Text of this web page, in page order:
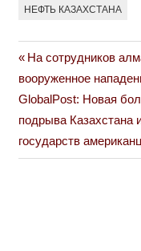
НЕФТЬ КАЗАХСТАНА
Навигация
по
записям
Previous
Post:
На сотрудников
вооруженное
Next
Post:
GlobalPost: Новая
подрыва Казахстана
государств